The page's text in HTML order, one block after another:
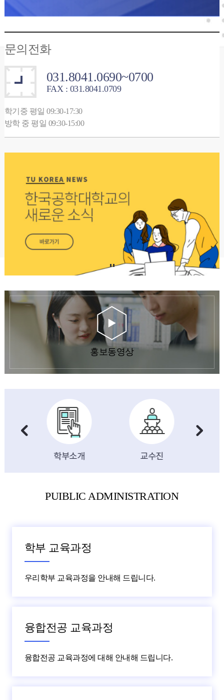
문의전화
031.8041.0690~0700
FAX : 031.8041.0709
학기중 평일 09:30-17:30
방학 중 평일 09:30-15:00
홍보동영상
PUIBLIC ADMINISTRATION
학부 교육과정
우리학부 교육과정을 안내해 드립니다.
융합전공 교육과정
융합전공 교육과정에 대해 안내해 드립니다.